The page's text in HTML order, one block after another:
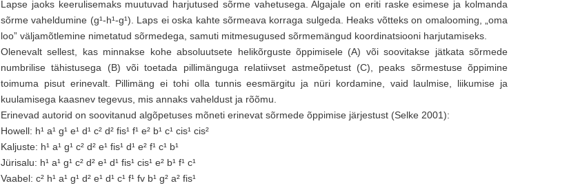
Lapse jaoks keerulisemaks muutuvad harjutused sõrme vahetusega. Algajale on eriti raske esimese ja kolmanda
sõrme vaheldumine (g¹-h¹-g¹). Laps ei oska kahte sõrmeava korraga sulgeda. Heaks võtteks on omalooming, „oma
loo” väljamõtlemine nimetatud sõrmedega, samuti mitmesugused sõrmemängud koordinatsiooni harjutamiseks.
Olenevalt sellest, kas minnakse kohe absoluutsete helikõrguste õppimisele (A) või soovitakse jätkata sõrmede
numbrilise tähistusega (B) või toetada pillimänguga relatiivset astmeõpetust (C), peaks sõrmestuse õppimine
toimuma pisut erinevalt. Pillimäng ei tohi olla tunnis eesmärgitu ja nüri kordamine, vaid laulmise, liikumise ja
kuulamisega kaasnev tegevus, mis annaks vaheldust ja rõõmu.
Erinevad autorid on soovitanud algõpetuses mõneti erinevat sõrmede õppimise järjestust (Selke 2001):
Howell: h¹ a¹ g¹ e¹ d¹ c² d² fis¹ f¹ e² b¹ c¹ cis¹ cis²
Kaljuste: h¹ a¹ g¹ c² d² e¹ fis¹ d¹ e² f¹ c¹ b¹
Jürisalu: h¹ a¹ g¹ c² d² e¹ d¹ fis¹ cis¹ e² b¹ f¹ c¹
Vaabel: c² h¹ a¹ g¹ d² e¹ d¹ c¹ f¹ fv b¹ g² a² fis¹